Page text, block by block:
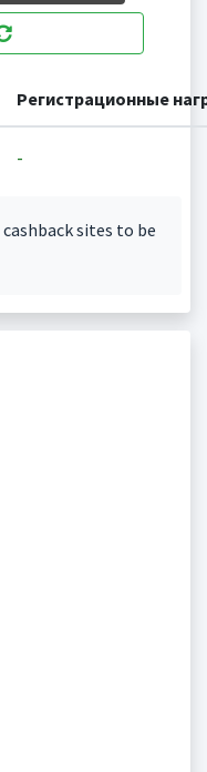
Регистрационные
-
sites to be